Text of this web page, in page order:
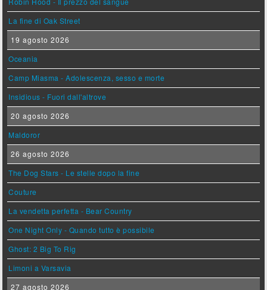
La fine di Oak Street
19 agosto 2026
Oceania
Camp Miasma - Adolescenza, sesso e morte
Insidious - Fuori dall'altrove
20 agosto 2026
Maldoror
26 agosto 2026
The Dog Stars - Le stelle dopo la fine
Couture
La vendetta perfetta - Bear Country
One Night Only - Quando tutto è possibile
Ghost: 2 Big To Rig
Limoni a Varsavia
27 agosto 2026